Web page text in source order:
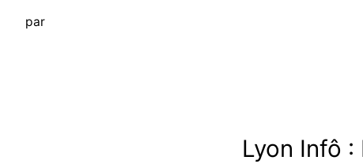
par
Lyon Infô